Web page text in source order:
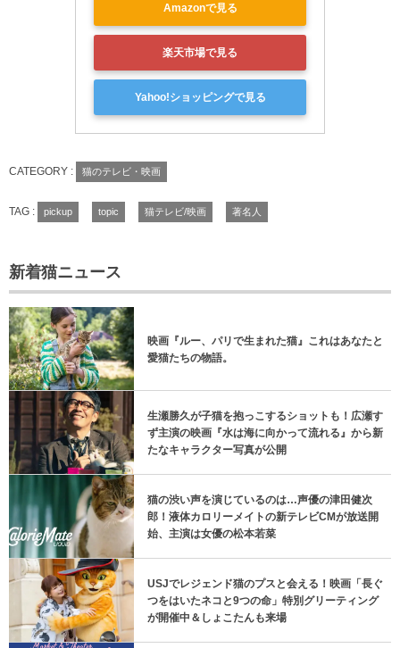
Amazonで見る
楽天市場で見る
Yahoo!ショッピングで見る
CATEGORY : 猫のテレビ・映画
TAG : pickup topic 猫テレビ/映画 著名人
新着猫ニュース
映画『ルー、パリで生まれた猫』これはあなたと
愛猫たちの物語。
生瀬勝久が子猫を抱っこするショットも！広瀬す
ず主演の映画『水は海に向かって流れる』から新
たなキャラクター写真が公開
猫の渋い声を演じているのは…声優の津田健次
郎！液体カロリーメイトの新テレビCMが放送開
始、主演は女優の松本若菜
USJでレジェンド猫のプスと会える！映画「長ぐ
つをはいたネコと9つの命」特別グリーティング
が開催中＆しょこたんも来場